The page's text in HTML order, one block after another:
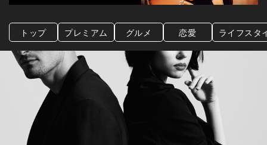
トップ プレミアム グルメ 恋愛 ライフスタ